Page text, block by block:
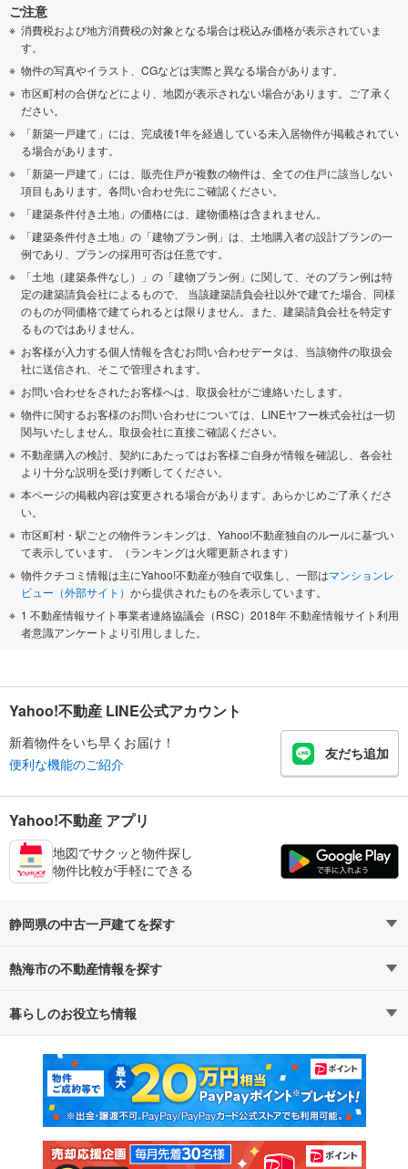
ご注意
消費税および地方消費税の対象となる場合は税込み価格が表示されていま
す。
物件の写真やイラスト、CGなどは実際と異なる場合があります。
市区町村の合併などにより、地図が表示されない場合があります。ご了承く
ださい。
「新築一戸建て」には、完成後1年を経過している未入居物件が掲載されてい
る場合があります。
「新築一戸建て」には、販売住戸が複数の物件は、全ての住戸に該当しない
項目もあります。各問い合わせ先にご確認ください。
「建築条件付き土地」の価格には、建物価格は含まれません。
「建築条件付き土地」の「建物プラン例」は、土地購入者の設計プランの一
例であり、プランの採用可否は任意です。
「土地（建築条件なし）」の「建物プラン例」に関して、そのプラン例は特
定の建築請負会社によるもので、 当該建築請負会社以外で建てた場合、同様
のものが同価格で建てられるとは限りません。また、建築請負会社を特定す
るものではありません。
お客様が入力する個人情報を含むお問い合わせデータは、当該物件の取扱会
社に送信され、そこで管理されます。
お問い合わせをされたお客様へは、取扱会社がご連絡いたします。
物件に関するお客様のお問い合わせについては、LINEヤフー株式会社は一切
関与いたしません。取扱会社に直接ご確認ください。
不動産購入の検討、契約にあたってはお客様ご自身が情報を確認し、各会社
より十分な説明を受け判断してください。
本ページの掲載内容は変更される場合があります。あらかじめご了承くださ
い。
市区町村・駅ごとの物件ランキングは、Yahoo!不動産独自のルールに基づい
て表示しています。（ランキングは火曜更新されます）
物件クチコミ情報は主にYahoo!不動産が独自で収集し、一部はマンションレ
ビュー（外部サイト） から提供されたものを表示しています。
1 不動産情報サイト事業者連絡協議会（RSC）2018年 不動産情報サイト利用
者意識アンケートより引用しました。
Yahoo!不動産 LINE公式アカウント
新着物件をいち早くお届け！
便利な機能のご紹介
友だち追加
Yahoo!不動産 アプリ
地図でサクッと物件探し
物件比較が手軽にできる
静岡県の中古一戸建てを探す
路線・駅から探す
通勤・通学時間から探す
熱海市の不動産情報を探す
不動産・住宅
新築マンション 中古マンション
新築一戸建て 中古一戸建て
注文住宅 土地
暮らしのお役立ち情報
マンションカタログ 教えて！住まいの先生